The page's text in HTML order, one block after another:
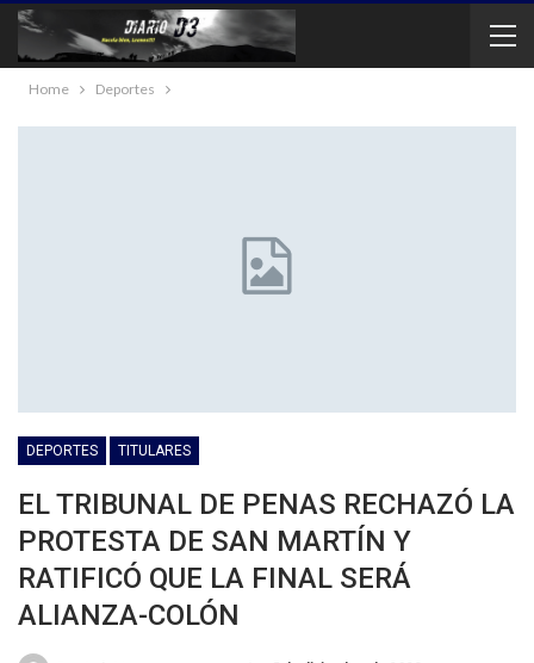
Home Deportes
DEPORTES TITULARES
EL TRIBUNAL DE PENAS RECHAZÓ LA
PROTESTA DE SAN MARTÍN Y
RATIFICÓ QUE LA FINAL SERÁ
ALIANZA-COLÓN